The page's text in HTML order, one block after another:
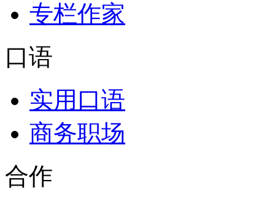
专栏作家
口语
实用口语
商务职场
合作